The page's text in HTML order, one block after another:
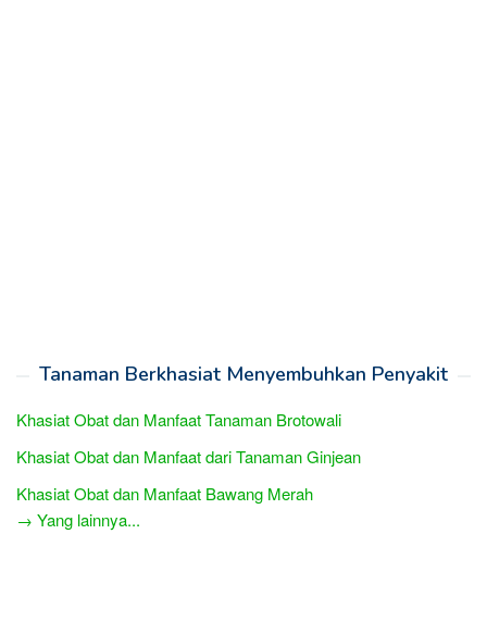
Tanaman Berkhasiat Menyembuhkan Penyakit
Khasiat Obat dan Manfaat Tanaman Brotowali
Khasiat Obat dan Manfaat dari Tanaman Ginjean
Khasiat Obat dan Manfaat Bawang Merah
→ Yang lainnya...